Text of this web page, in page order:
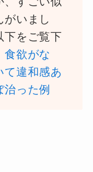
がいまし
下をご覧下
食欲がな
て違和感あ
った例